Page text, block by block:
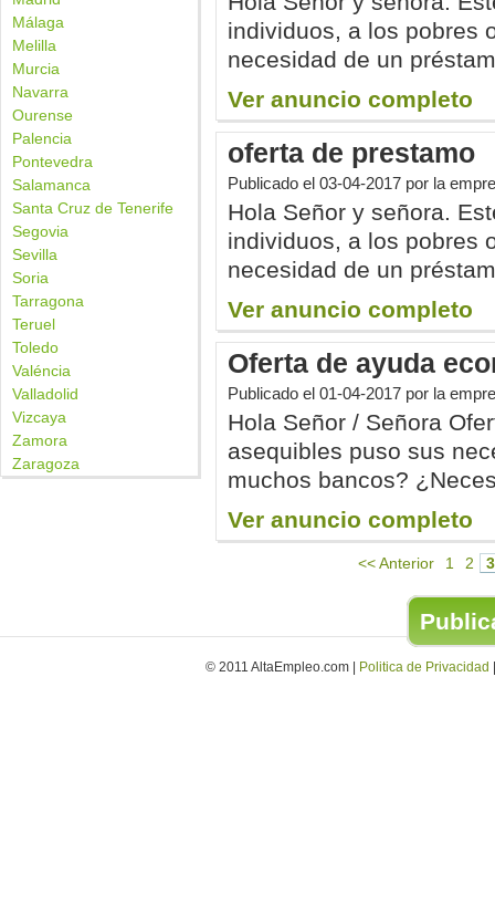
Málaga
Melilla
Murcia
Navarra
Ourense
Palencia
Pontevedra
Salamanca
Santa Cruz de Tenerife
Segovia
Sevilla
Soria
Tarragona
Teruel
Toledo
Valéncia
Valladolid
Vizcaya
Zamora
Zaragoza
individuos, a los pobres
necesidad de un
Ver anuncio completo
oferta de prestamo
Publicado el 03-04-2017 por la
Hola Señor y señora.
individuos, a los pobres
necesidad de un
Ver anuncio completo
Oferta de ayuda
Publicado el 01-04-2017 por la
Hola Señor / Señora
asequibles puso sus
muchos bancos?
Ver anuncio completo
<< Anterior 1 2 3
© 2011 AltaEmpleo.com | Politica de Privacidad